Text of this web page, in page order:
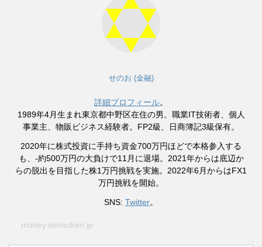
せのお (金融)
詳細プロフィール。
1989年4月生まれ東京都中野区在住の男。職業IT技術者、個人
事業主、物販ビジネス経験者。FP2級、日商簿記3級保有。
2020年に株式投資に手持ち資金700万円ほどで本格参入する
も、-約500万円の大負けで11月に退場。2021年からは底辺か
らの脱出を目指した株1万円挑戦を実施。2022年6月からはFX1
万円挑戦を開始。
SNS: Twitter。
money.senooken.jp